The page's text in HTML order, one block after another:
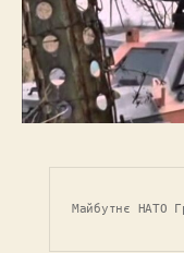
Майбутнє НАТО